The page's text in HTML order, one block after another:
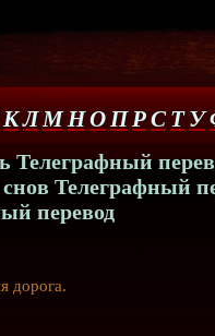
КЛМНОПРС Т У
Телеграфный
перевод
дорога.